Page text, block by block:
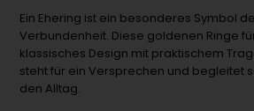
Ein Ehering ist ein besonderes Symbol
Verbundenheit. Diese goldenen Ringe
klassisches Design mit praktischem
steht für ein Versprechen und begleitet
den Alltag.